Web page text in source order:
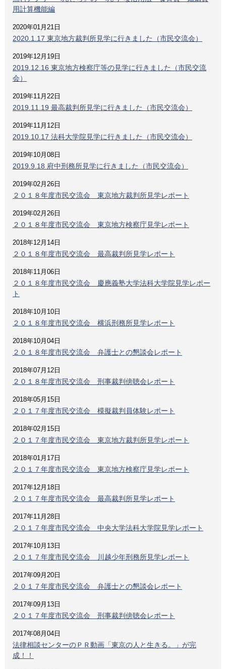
用計算機能編
2020年01月21日
2020.1.17 東京地方裁判所見学に行きました（市民交流会）
2019年12月19日
2019.12.16 東京地方検察庁等の見学に行きました（市民交流
会）
2019年11月22日
2019.11.19 最高裁判所見学に行きました（市民交流会）
2019年11月12日
2019.10.17 法科大学院見学に行きました（市民交流会）
2019年10月08日
2019.9.18 府中刑務所見学に行きました（市民交流会）
2019年02月26日
２０１８年度市民交流会 東京地方裁判所見学レポート
2019年02月26日
２０１８年度市民交流会 東京地方検察庁見学レポート
2018年12月14日
２０１８年度市民交流会 最高裁判所見学レポート
2018年11月06日
２０１８年度市民交流会 慶應義塾大学法科大学院見学レポー
ト
2018年10月10日
２０１８年度市民交流会 横浜刑務所見学レポート
2018年10月04日
２０１８年度市民交流会 弁護士との懇談会レポート
2018年07月12日
２０１８年度市民交流会 刑事裁判傍聴会レポート
2018年05月15日
２０１７年度市民交流会 模擬裁判員体験レポート
2018年02月15日
２０１７年度市民交流会 東京地方裁判所見学レポート
2018年01月17日
２０１７年度市民交流会 東京地方検察庁見学レポート
2017年12月18日
２０１７年度市民交流会 最高裁判所見学レポート
2017年11月28日
２０１７年度市民交流会 中央大学法科大学院見学レポート
2017年10月13日
２０１７年度市民交流会 川越少年刑務所見学レポート
2017年09月20日
２０１７年度市民交流会 弁護士との懇談会レポート
2017年09月13日
２０１７年度市民交流会 刑事裁判傍聴会レポート
2017年08月04日
法律相談センターのＰＲ動画「東京の人と生きる。」が完
成！！